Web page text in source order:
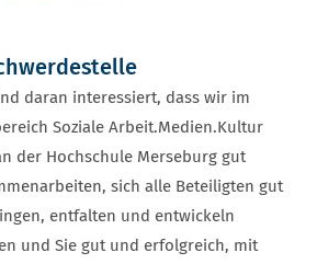
daran interessiert, dass wir im
Soziale Arbeit.Medien.Kultur
der Hochschule Merseburg gut
sich alle Beteiligten gut
entfalten und entwickeln
und Sie gut und erfolgreich, mit